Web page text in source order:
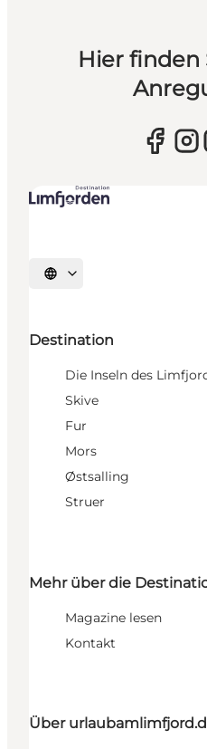
Hier finden
Sprache auswählen
Destination
Die Inseln des
Skive
Fur
Mors
Østsalling
Struer
Mehr über die
Magazine lesen
Kontakt
Über